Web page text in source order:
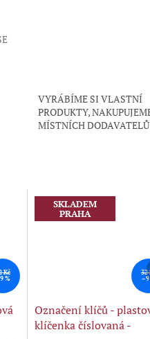
VYRÁBÍME SI VLASTNÍ
PRODUKTY,
MÍSTNÍCH DODAVATELŮ
Kč
%
SKLADEM
PRAHA
32
–9
Označení klíčů -
klíčenka číslovaná -